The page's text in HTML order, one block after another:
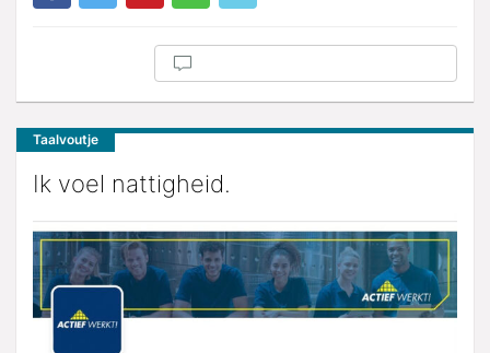
Taalvoutje
Ik voel nattigheid.